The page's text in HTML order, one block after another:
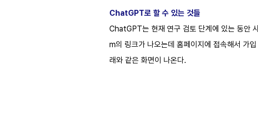
ChatGPT로 할 수 있는 것들
ChatGPT는 현재 연구 검토 단계에 있는 동안
m의 링크가 나오는데 홈페이지에 접속해서 가
래와 같은 화면이 나온다.